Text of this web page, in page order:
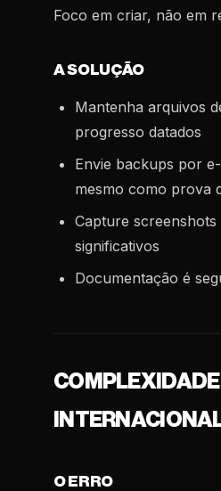
Foco em criar, não em
A SOLUÇÃO
Mantenha arquivos
progresso datados
Envie backups por
mesmo como prova
Capture screenshots
significativos
Documentação é
COMPLEXIDADE
O ERRO